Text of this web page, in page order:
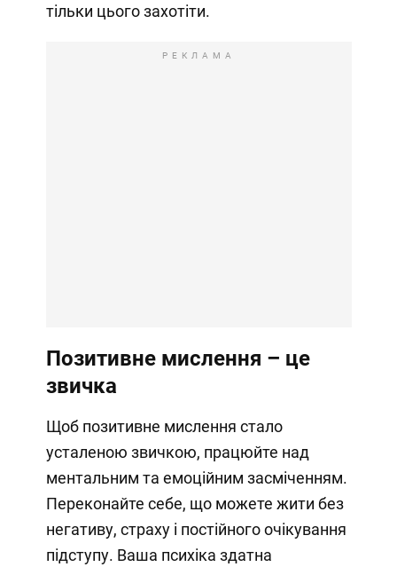
тільки цього захотіти.
РЕКЛАМА
Позитивне мислення – це
звичка
Щоб позитивне мислення стало
усталеною звичкою, працюйте над
ментальним та емоційним засміченням.
Переконайте себе, що можете жити без
негативу, страху і постійного очікування
підступу. Ваша психіка здатна